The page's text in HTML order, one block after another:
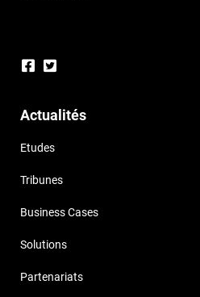
Actualités
Etudes
Tribunes
Business Cases
Solutions
Partenariats